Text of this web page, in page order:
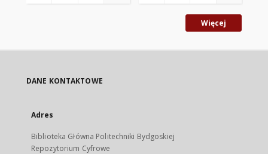
Więcej
DANE KONTAKTOWE
Adres
Biblioteka Główna Politechniki Bydgoskiej
Repozytorium Cyfrowe